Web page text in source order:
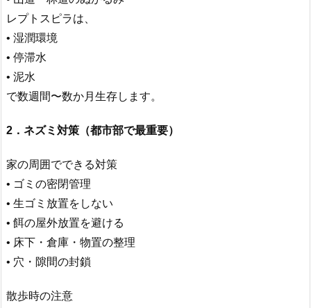
レプトスピラは、
• 湿潤環境
• 停滞水
• 泥水
で数週間〜数か月生存します。
2．ネズミ対策（都市部で最重要）
家の周囲でできる対策
• ゴミの密閉管理
• 生ゴミ放置をしない
• 餌の屋外放置を避ける
• 床下・倉庫・物置の整理
• 穴・隙間の封鎖
散歩時の注意